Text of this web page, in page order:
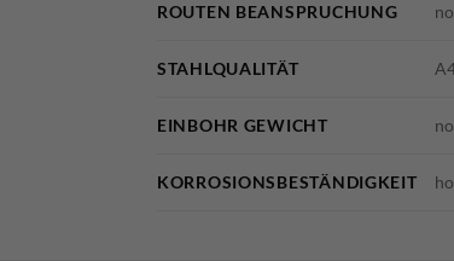
ROUTEN BEANSPRUCHUNG
STAHLQUALITÄT
EINBOHR GEWICHT
KORROSIONSBESTÄNDIGKEIT